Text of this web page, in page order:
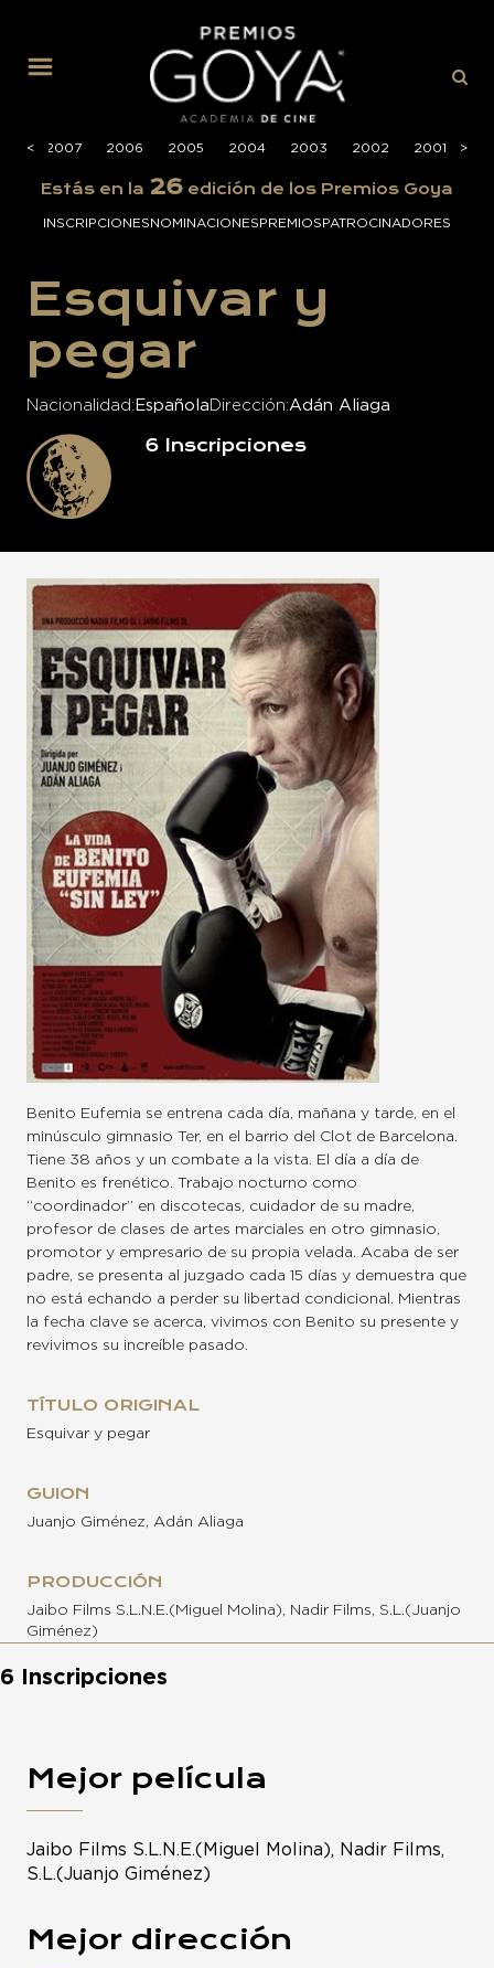
<
< 2007 2006 2005 2004 2003 2002 2001 >
>
Estás en la 26 edición de los Premios Goya
INSCRIPCIONESNOMINACIONESPREMIOSPATROCINADORES
Esquivar y
pegar
Nacionalidad Española Dirección Adán Aliaga
6 Inscripciones
Benito Eufemia se entrena cada día, mañana y tarde, en el
minúsculo gimnasio Ter, en el barrio del Clot de Barcelona.
Tiene 38 años y un combate a la vista. El día a día de
Benito es frenético. Trabajo nocturno como
“coordinador” en discotecas, cuidador de su madre,
profesor de clases de artes marciales en otro gimnasio,
promotor y empresario de su propia velada. Acaba de ser
padre, se presenta al juzgado cada 15 días y demuestra que
no está echando a perder su libertad condicional. Mientras
la fecha clave se acerca, vivimos con Benito su presente y
revivimos su increíble pasado.
TÍTULO ORIGINAL
Esquivar y pegar
GUION
Juanjo Giménez, Adán Aliaga
PRODUCCIÓN
Jaibo Films S.L.N.E.(Miguel Molina), Nadir Films, S.L.(Juanjo
Giménez)
6 Inscripciones
Mejor película
Jaibo Films S.L.N.E.(Miguel Molina), Nadir Films,
S.L.(Juanjo Giménez)
Mejor dirección